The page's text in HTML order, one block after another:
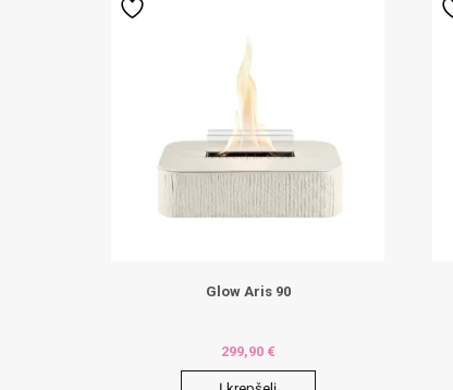
may
product
page
Glow Aris 90
299,90 €